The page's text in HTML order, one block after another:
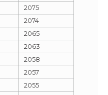
2075
2074
2065
2063
2058
2057
2055